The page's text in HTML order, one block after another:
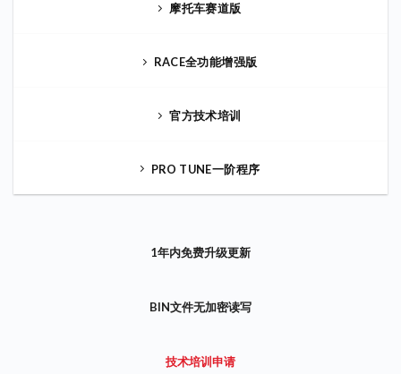
摩托车赛道版
RACE全功能增强版
官方技术培训
PRO TUNE一阶程序
1年内免费升级更新
BIN文件无加密读写
技术培训申请